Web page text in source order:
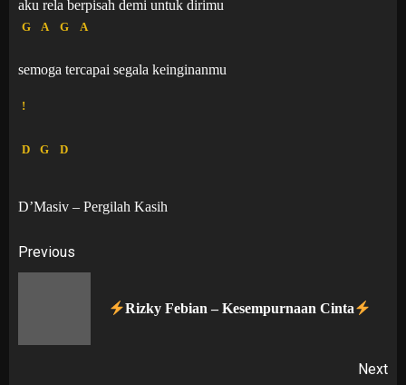
aku rela berpisah demi untuk dirimu
G A G A
semoga tercapai segala keinginanmu
!
D G D
D’Masiv – Pergilah Kasih
Post
navigation
Previous
Rizky Febian – Kesempurnaan Cinta
Next